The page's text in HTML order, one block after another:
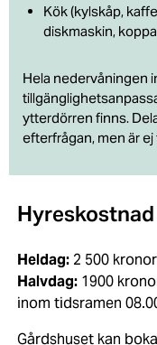
Kök (kylskåp,
diskmaskin,
Hela nedervåningen
ytterdörren finns.
efterfrågan, men är
Hyreskostnad
Heldag:2 500
Halvdag:1900
inom tidsramen
Gårdshuset kan